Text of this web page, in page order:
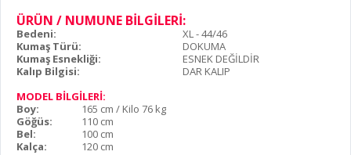
ÜRÜN / NUMUNE BİLGİLERİ:
Bedeni:
XL - 44/46
Kumaş Türü:
DOKUMA
Kumaş Esnekliği:
ESNEK DEĞİLDİR
Kalıp Bilgisi:
DAR KALIP
MODEL BİLGİLERİ:
Boy:
165 cm / Kilo 76 kg
Göğüs:
110 cm
Bel:
100 cm
Kalça:
120 cm